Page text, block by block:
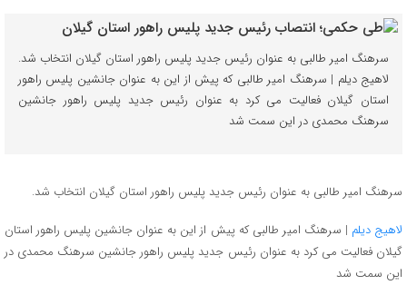
سرهنگ امیر طالبی به عنوان رئیس جدید پلیس راهور استان گیلان انتخاب شد.
لاهیج دیلم | سرهنگ امیر طالبی که پیش از این به عنوان جانشین پلیس راهور
استان گیلان فعالیت می کرد به عنوان رئیس جدید پلیس راهور جانشین
سرهنگ محمدی در این سمت شد
سرهنگ امیر طالبی به عنوان رئیس جدید پلیس راهور استان گیلان انتخاب شد.
لاهیج دیلم | سرهنگ امیر طالبی که پیش از این به عنوان جانشین پلیس راهور استان
گیلان فعالیت می کرد به عنوان رئیس جدید پلیس راهور جانشین سرهنگ محمدی در
این سمت شد